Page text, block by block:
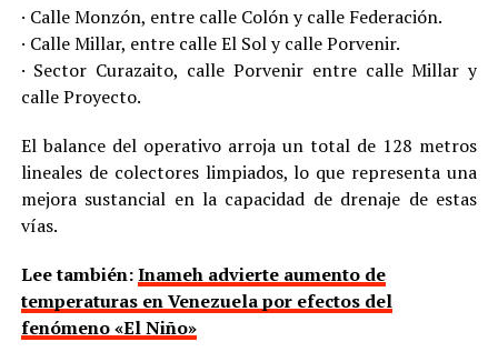
· Calle Monzón, entre calle Colón y calle Federación.
· Calle Millar, entre calle El Sol y calle Porvenir.
· Sector Curazaito, calle Porvenir entre calle Millar y
calle Proyecto.
El balance del operativo arroja un total de 128 metros
lineales de colectores limpiados, lo que representa una
mejora sustancial en la capacidad de drenaje de estas
vías.
Lee también:Inameh advierte aumento de
temperaturas en Venezuela por efectos del
fenómeno «El Niño»